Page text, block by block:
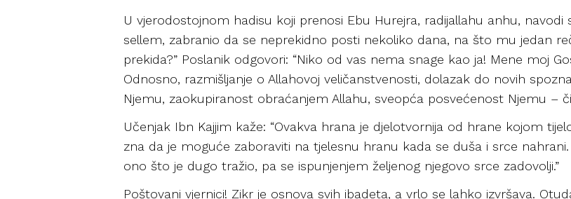
U vjerodostojnom hadisu koji prenosi Ebu Hurejra, radijallahu anhu, navodi
sellem, zabranio da se neprekidno posti nekoliko dana, na što mu jedan
prekida?” Poslanik odgovori: “Niko od vas nema snage kao ja! Mene moj
Odnosno, razmišljanje o Allahovoj veličanstvenosti, dolazak do novih
Njemu, zaokupiranost obraćanjem Allahu, sveopća posvećenost Njemu –
Učenjak Ibn Kajjim kaže: “Ovakva hrana je djelotvornija od hrane kojom
zna da je moguće zaboraviti na tjelesnu hranu kada se duša i srce
ono što je dugo tražio, pa se ispunjenjem željenog njegovo srce zadovolji.”
Poštovani vjernici! Zikr je osnova svih ibadeta, a vrlo se lahko izvršava.